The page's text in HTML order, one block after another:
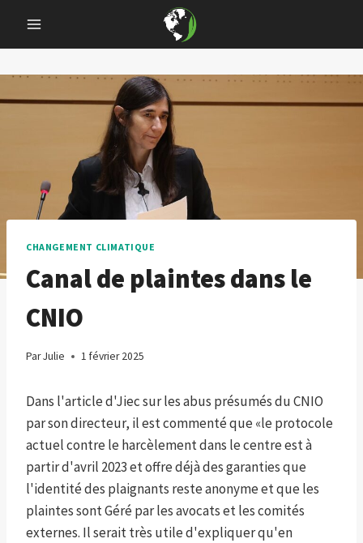
content
CHANGEMENT CLIMATIQUE
Canal de plaintes dans le
CNIO
ParJulie 1 février 2025
Dans l'article d'Jiec sur les abus présumés du CNIO
par son directeur, il est commenté que «le protocole
actuel contre le harcèlement dans le centre est à
partir d'avril 2023 et offre déjà des garanties que
l'identité des plaignants reste anonyme et que les
plaintes sont Géré par les avocats et les comités
externes. Il serait très utile d'expliquer qu'en